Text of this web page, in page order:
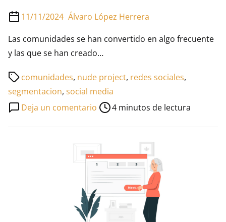
11/11/2024 Álvaro López Herrera
Las comunidades se han convertido en algo frecuente
y las que se han creado…
comunidades, nude project, redes sociales,
segmentacion, social media
Deja un comentario en
características
y
ejemplos
Tiempo
de
lectura
4 minutos de lectura